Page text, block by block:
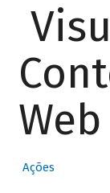
Web
Ações